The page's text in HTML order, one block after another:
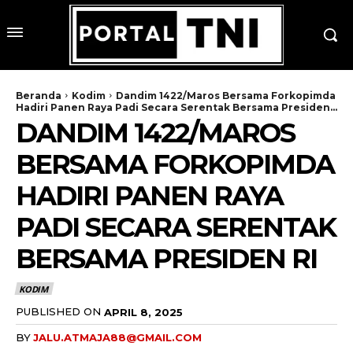
Beranda Kodim
Dandim 1422/Maros Bersama Forkopimda
Hadiri Panen Raya Padi Secara Serentak Bersama Presiden...
DANDIM 1422/MAROS
BERSAMA FORKOPIMDA
HADIRI PANEN RAYA
PADI SECARA SERENTAK
BERSAMA PRESIDEN RI
KODIM
PUBLISHED ON APRIL 8, 2025
BYJALU.ATMAJA88@GMAIL.COM